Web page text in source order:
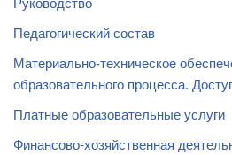
Руководство
Педагогический состав
Материально-техническое
образовательного процесса.
Платные образовательные услуги
Финансово-хозяйственная